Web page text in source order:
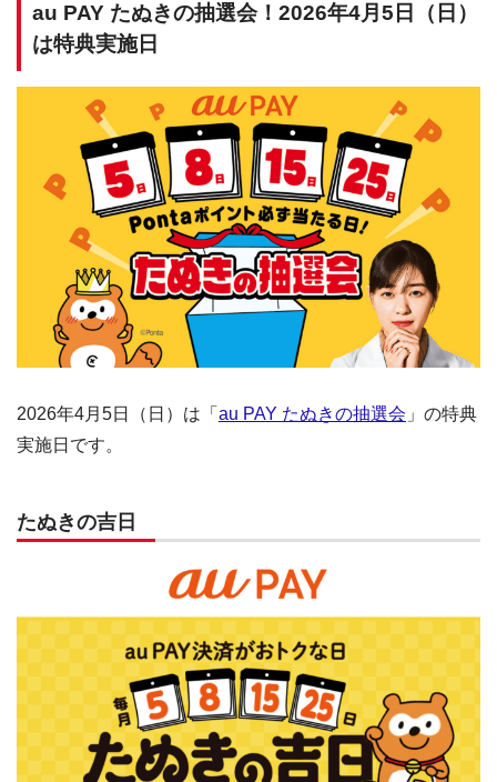
au PAY たぬきの抽選会！2026年4月5日（日）
は特典実施日
2026年4月5日（日）は「 au PAY たぬきの抽選会 」の特典
実施日です。
たぬきの吉日